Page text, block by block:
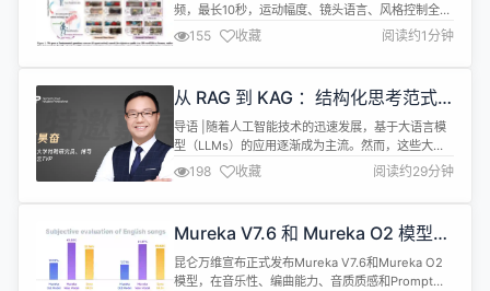
频，最长10秒，运动幅度、镜头语言、风格控制全由
模型说了算。 官方实测显示，画质与稳定性已接近
OpenAI Sora，且中文提示词理解更准、生成更快。
新版本基于自研CogVideoX大模型，支持一次跑多
格——赛博霓虹、国风水墨、胶片复古，一句话搞
定。智谱同...
155 收藏 阅读约1分钟
从 RAG 到 KAG ：结构化思考范式
下的复杂推理
导语 |随着人工智能技术的迅速发展，基于大语言模
型（LLMs）的应用逐渐成为主流。然而，这些大模
型在实际应用中仍像在“闭卷考试”，一旦题目超纲便
只能凭空编造，即便后来引入 RAG 让其“开卷”，也
常因翻不到正确的页码而答非所问。尤其在垂直领域
精准问答、实时知识更新和推理深度的需求。因此，
技术正从 RAG (Ret...
198 收藏 阅读约29分钟
Mureka V7.6 和 Mureka O2 模型正
式发布
昆仑万维宣布正式发布Mureka V7.6和Mureka O2
模型，在音乐性、编曲能力、音质质感和Prompt贴